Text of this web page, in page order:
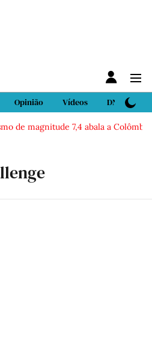
Opinião Vídeos DN Sport
de magnitude 7,4 abala a